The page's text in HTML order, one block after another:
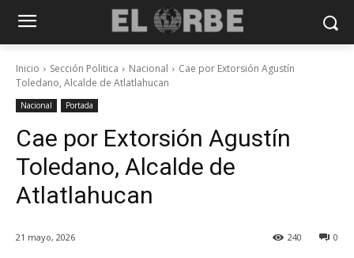
Inicio Sección Politica Nacional
Cae por Extorsión Agustín
Toledano, Alcalde de Atlatlahucan
Nacional Portada
Cae por Extorsión Agustín
Toledano, Alcalde de
Atlatlahucan
21 mayo, 2026 0
240